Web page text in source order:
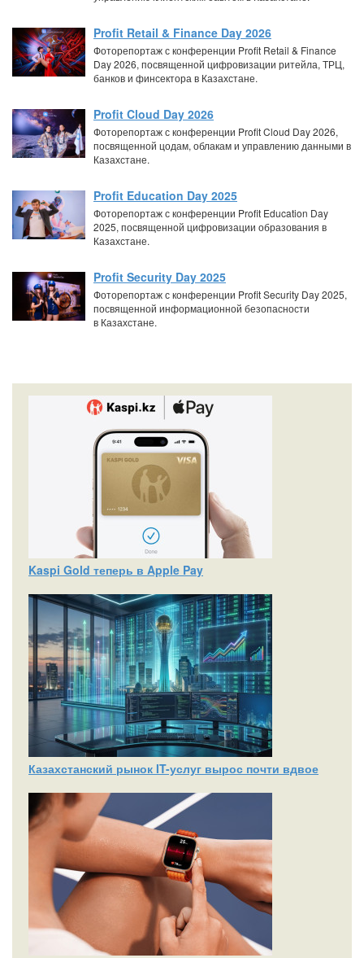
Profit Retail & Finance Day 2026
Фоторепортаж с конференции Profit Retail & Finance
Day 2026, посвященной цифровизации ритейла, ТРЦ,
банков и финсектора в Казахстане.
Profit Cloud Day 2026
Фоторепортаж с конференции Profit Cloud Day 2026,
посвященной цодам, облакам и управлению данными в
Казахстане.
Profit Education Day 2025
Фоторепортаж с конференции Profit Education Day
2025, посвященной цифровизации образования в
Казахстане.
Profit Security Day 2025
Фоторепортаж с конференции Profit Security Day 2025,
посвященной информационной безопасности
в Казахстане.
Kaspi Gold теперь в Apple Pay
Казахстанский рынок IT-услуг вырос почти вдвое